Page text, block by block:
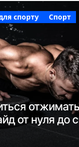
спорту Спорт
от нуля до